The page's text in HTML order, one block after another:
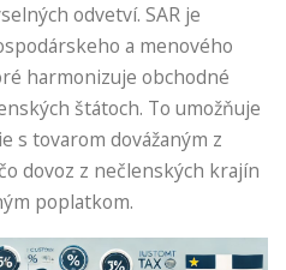
odvetví. SAR je
a menového
harmonizuje obchodné
štátoch. To umožňuje
s tovarom dovážaným z
dovoz z nečlenských krajín
poplatkom.